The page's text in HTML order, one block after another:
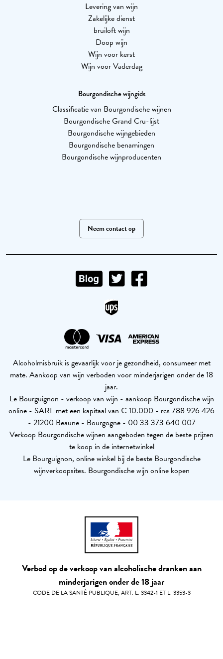
Levering van wijn
Zakelijke dienst
bruiloft wijn
Doop wijn
Wijn voor kerst
Wijn voor Vaderdag
Bourgondische wijngids
Classificatie van Bourgondische wijnen
Bourgondische Grand Cru-lijst
Bourgondische wijngebieden
Bourgondische benamingen
Bourgondische wijnproducenten
Neem contact op
Alcoholmisbruik is gevaarlijk voor je gezondheid, consumeer met
mate. Aankoop van wijn verboden voor minderjarigen onder de 18
jaar.
Le Bourguignon - verkoop van wijn - aankoop Bourgondische wijn
online - SARL met een kapitaal van € 10.000 - rcs 788 926 426
- 21200 Beaune - Bourgogne - 00 33 373 640 007
Verkoop Bourgondische wijnen aangeboden tegen de beste prijzen
te koop in de internetwinkel
Le Bourguignon, online winkel bij de beste Bourgondische
wijnverkoopsites. Bourgondische wijn online kopen
Verbod op de verkoop van alcoholische dranken aan
minderjarigen onder de 18 jaar
CODE DE LA SANTÉ PUBLIQUE, ART. L. 3342-1 ET L. 3353-3